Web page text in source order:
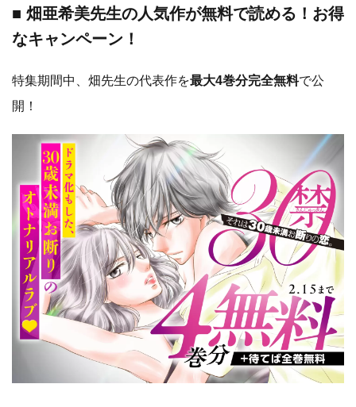
■ 畑亜希美先生の人気作が無料で読める！お得
なキャンペーン！
特集期間中、畑先生の代表作を最大4巻分完全無料で公
開！